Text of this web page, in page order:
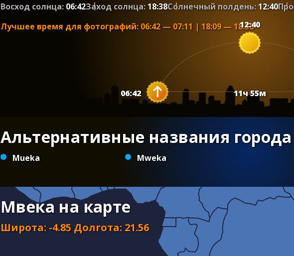
Восход солнца: 06:42Заход солнца: 18:38Солнечный полдень:12:40
Лучшее время для фотографий: 06:42— 07:11 | 18:09— 18:38
06:42
12:40
11ч55м
Альтернативные названия города
Mueka Mweka
Мвека на карте
Широта: -4.85 Долгота: 21.56